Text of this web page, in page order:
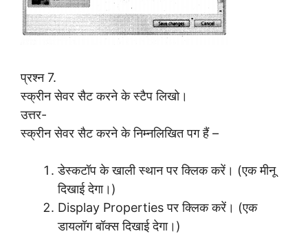
प्रश्न 7.
स्क्रीन सेवर सैट करने के स्टैप लिखो।
उत्तर-
स्क्रीन सेवर सैट करने के निम्नलिखित पग हैं –
डेस्कटॉप के खाली स्थान पर क्लिक करें। (एक मीनू
दिखाई देगा।)
Display Properties पर क्लिक करें। (एक
डायलॉग बॉक्स दिखाई देगा।)